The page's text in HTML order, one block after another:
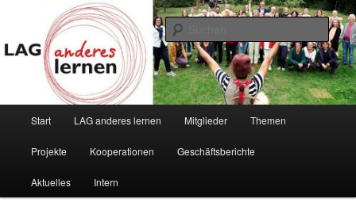
Inhalt
springenLAG anderes lernen
Vielfalt ist unsere Stärke
Start LAG anderes lernen Mitglieder Themen
Projekte Kooperationen Geschäftsberichte
Aktuelles Intern